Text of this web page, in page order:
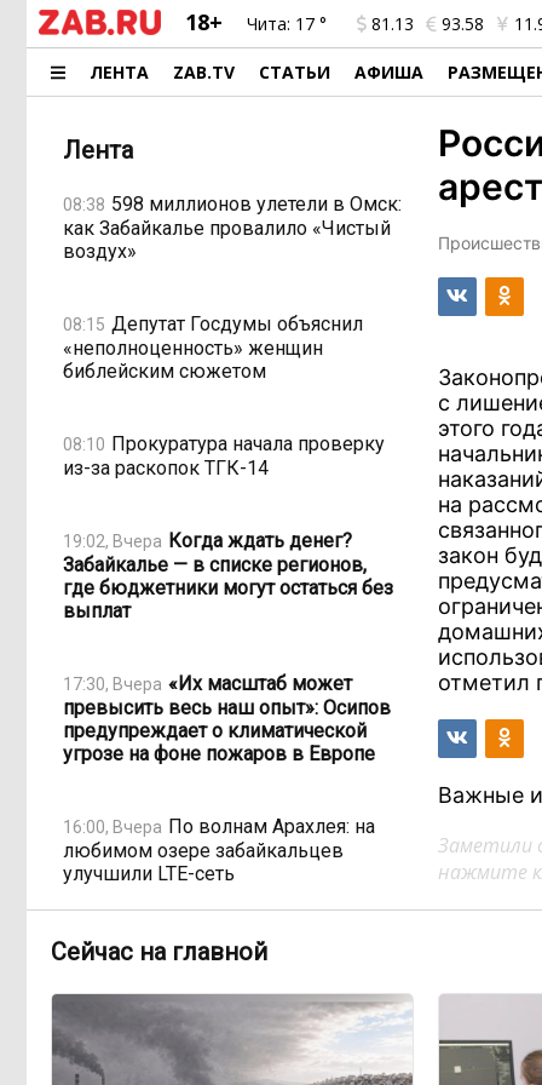
18+ Чита: 17 ° 81.13 93.58
ЛЕНТА ZAB.TV СТАТЬИ АФИША
Лента
08:38 598 миллионов улетели в Омск:
как Забайкалье провалило «Чистый
воздух»
08:15 Депутат Госдумы объяснил
«неполноценность» женщин
библейским сюжетом
08:10 Прокуратура начала проверку
из-за раскопок ТГК-14
19:02, Вчера Когда ждать денег?
Забайкалье — в списке регионов,
где бюджетники могут остаться без
выплат
17:30, Вчера «Их масштаб может
превысить весь наш опыт»: Осипов
предупреждает о климатической
угрозе на фоне пожаров в Европе
16:00, Вчера По волнам Арахлея: на
любимом озере забайкальцев
улучшили LTE-сеть
12:33, Вчера
Путин подписал закон,
выдворения мигрантов
12:32, Вчера
Читинская
с
этого
на
закон
отметил
Важные
Заметили
нажмите
Сейчас на главной